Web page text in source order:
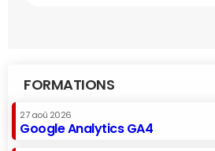
FORMATIONS
27 aoû 2026
Google Analytics GA4